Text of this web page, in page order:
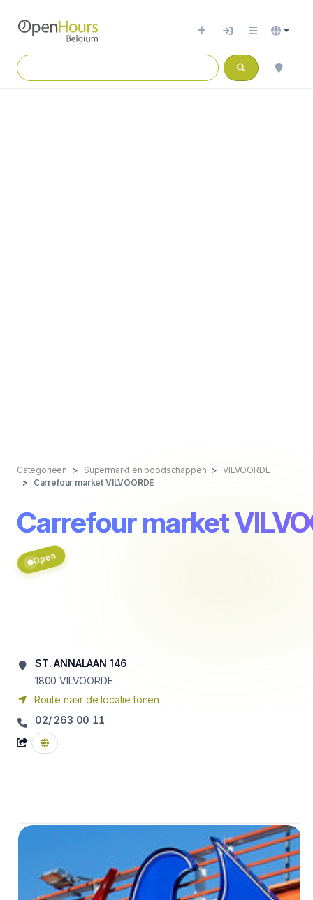
Categorieën Supermarkt en boodschappen
VILVOORDE
Carrefour market VILVOORDE
Carrefour market
Open
ST. ANNALAAN 146
1800 VILVOORDE
Route naar de locatie tonen
02/ 263 00 11